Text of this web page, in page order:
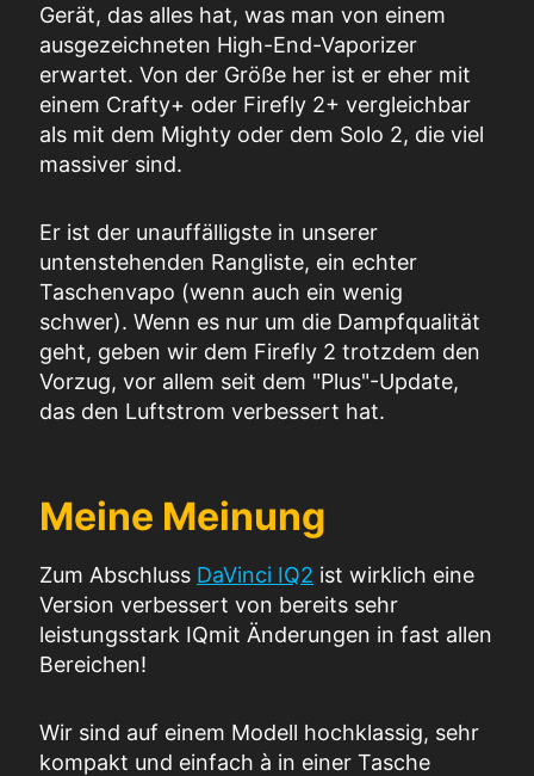
Gerät, das alles hat, was man von einem
ausgezeichneten High-End-Vaporizer
erwartet. Von der Größe her ist er eher mit
einem Crafty+ oder Firefly 2+ vergleichbar
als mit dem Mighty oder dem Solo 2, die viel
massiver sind.
Er ist der unauffälligste in unserer
untenstehenden Rangliste, ein echter
Taschenvapo (wenn auch ein wenig
schwer). Wenn es nur um die Dampfqualität
geht, geben wir dem Firefly 2 trotzdem den
Vorzug, vor allem seit dem "Plus"-Update,
das den Luftstrom verbessert hat.
Meine Meinung
Zum Abschluss DaVinci IQ2 ist wirklich eine
Version verbessert von bereits sehr
leistungsstark IQmit Änderungen in fast allen
Bereichen!
Wir sind auf einem Modell hochklassig, sehr
kompakt und einfach à in einer Tasche